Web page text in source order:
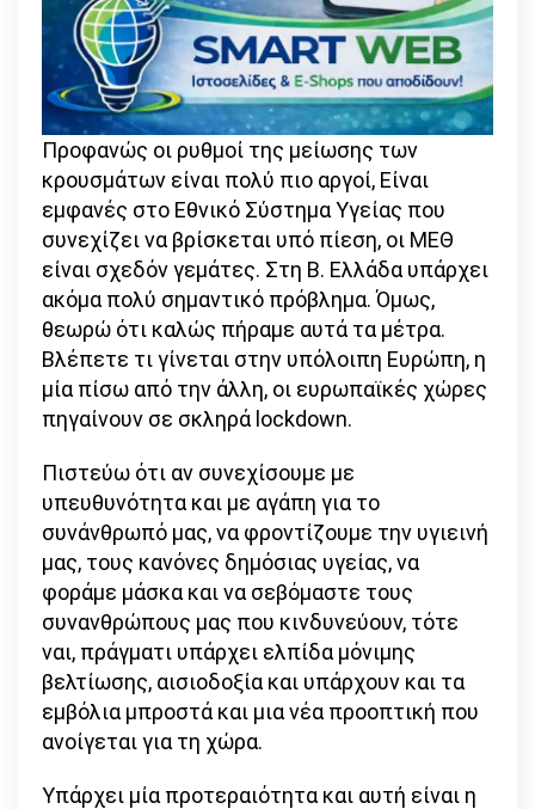
Προφανώς οι ρυθμοί της μείωσης των
κρουσμάτων είναι πολύ πιο αργοί, Είναι
εμφανές στο Εθνικό Σύστημα Υγείας που
συνεχίζει να βρίσκεται υπό πίεση, οι ΜΕΘ
είναι σχεδόν γεμάτες. Στη Β. Ελλάδα υπάρχει
ακόμα πολύ σημαντικό πρόβλημα. Όμως,
θεωρώ ότι καλώς πήραμε αυτά τα μέτρα.
Βλέπετε τι γίνεται στην υπόλοιπη Ευρώπη, η
μία πίσω από την άλλη, οι ευρωπαϊκές χώρες
πηγαίνουν σε σκληρά lockdown.
Πιστεύω ότι αν συνεχίσουμε με
υπευθυνότητα και με αγάπη για το
συνάνθρωπό μας, να φροντίζουμε την υγιεινή
μας, τους κανόνες δημόσιας υγείας, να
φοράμε μάσκα και να σεβόμαστε τους
συνανθρώπους μας που κινδυνεύουν, τότε
ναι, πράγματι υπάρχει ελπίδα μόνιμης
βελτίωσης, αισιοδοξία και υπάρχουν και τα
εμβόλια μπροστά και μια νέα προοπτική που
ανοίγεται για τη χώρα.
Υπάρχει μία προτεραιότητα και αυτή είναι η